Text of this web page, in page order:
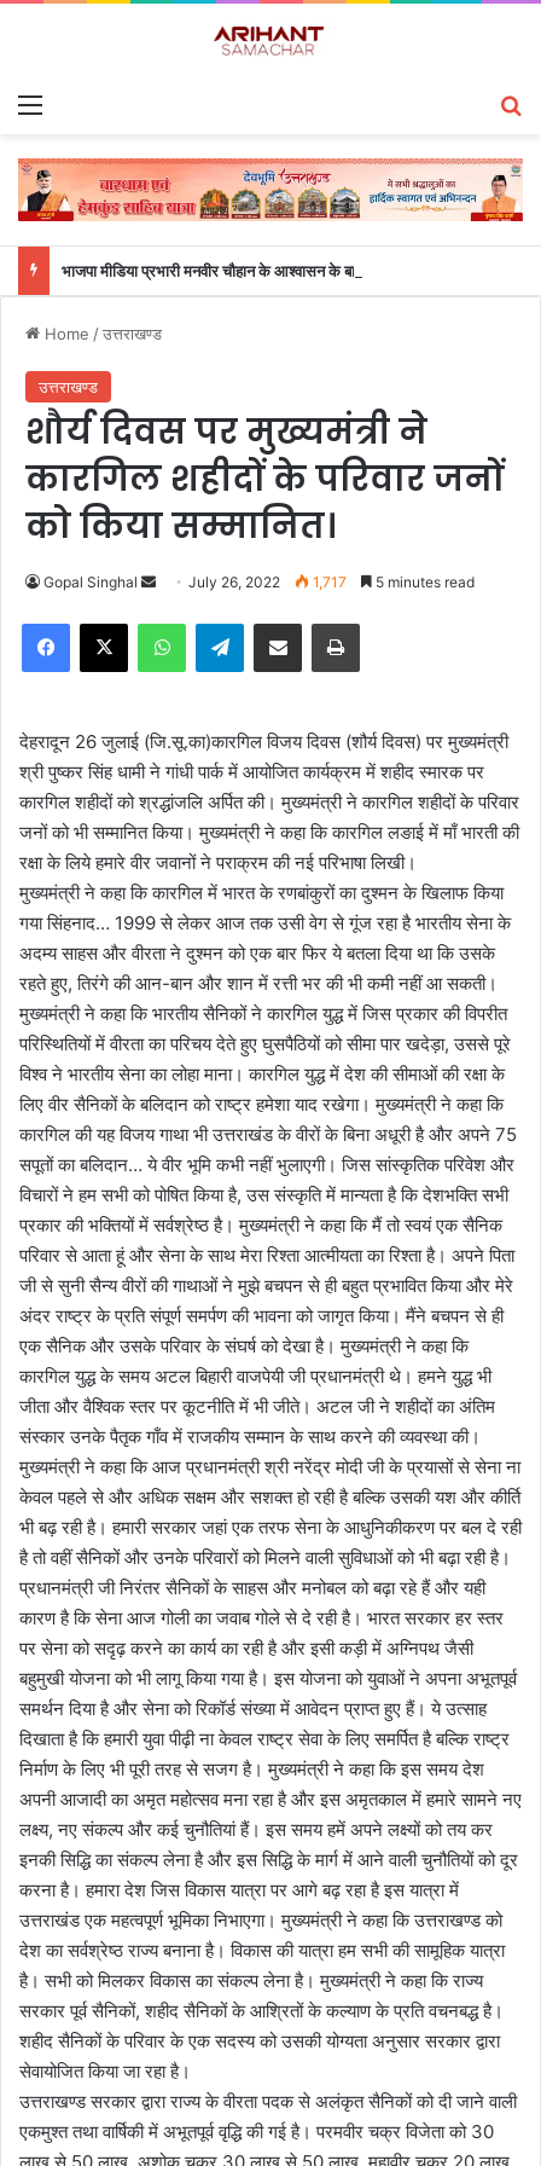
Home /उत्तराखण्ड
उत्तराखण्ड
शौर्य दिवस पर मुख्यमंत्री ने
कारगिल शहीदों के परिवार जनों
को किया सम्मानित।
Gopal Singhal
n
d
a
i
l
July 26, 2022 1,717 5 minutes read
Telegram
देहरादून 26 जुलाई (जि.सू.का)कारगिल विजय दिवस (शौर्य दिवस) पर मुख्यमंत्री
श्री पुष्कर सिंह धामी ने गांधी पार्क में आयोजित कार्यक्रम में शहीद स्मारक पर
कारगिल शहीदों को श्रद्धांजलि अर्पित की। मुख्यमंत्री ने कारगिल शहीदों के परिवार
जनों को भी सम्मानित किया। मुख्यमंत्री ने कहा कि कारगिल लङाई में माँ भारती की
रक्षा के लिये हमारे वीर जवानों ने पराक्रम की नई परिभाषा लिखी।
मुख्यमंत्री ने कहा कि कारगिल में भारत के रणबांकुरों का दुश्मन के खिलाफ किया
गया सिंहनाद… 1999 से लेकर आज तक उसी वेग से गूंज रहा है भारतीय सेना के
अदम्य साहस और वीरता ने दुश्मन को एक बार फिर ये बतला दिया था कि उसके
रहते हुए, तिरंगे की आन-बान और शान में रत्ती भर की भी कमी नहीं आ सकती।
मुख्यमंत्री ने कहा कि भारतीय सैनिकों ने कारगिल युद्ध में जिस प्रकार की विपरीत
परिस्थितियों में वीरता का परिचय देते हुए घुसपैठियों को सीमा पार खदेड़ा, उससे पूरे
विश्व ने भारतीय सेना का लोहा माना। कारगिल युद्ध में देश की सीमाओं की रक्षा के
लिए वीर सैनिकों के बलिदान को राष्ट्र हमेशा याद रखेगा। मुख्यमंत्री ने कहा कि
कारगिल की यह विजय गाथा भी उत्तराखंड के वीरों के बिना अधूरी है और अपने 75
सपूतों का बलिदान… ये वीर भूमि कभी नहीं भुलाएगी। जिस सांस्कृतिक परिवेश और
विचारों ने हम सभी को पोषित किया है, उस संस्कृति में मान्यता है कि देशभक्ति सभी
प्रकार की भक्तियों में सर्वश्रेष्ठ है। मुख्यमंत्री ने कहा कि मैं तो स्वयं एक सैनिक
परिवार से आता हूं और सेना के साथ मेरा रिश्ता आत्मीयता का रिश्ता है। अपने पिता
जी से सुनी सैन्य वीरों की गाथाओं ने मुझे बचपन से ही बहुत प्रभावित किया और मेरे
अंदर राष्ट्र के प्रति संपूर्ण समर्पण की भावना को जागृत किया। मैंने बचपन से ही
एक सैनिक और उसके परिवार के संघर्ष को देखा है। मुख्यमंत्री ने कहा कि
कारगिल युद्ध के समय अटल बिहारी वाजपेयी जी प्रधानमंत्री थे। हमने युद्ध भी
जीता और वैश्विक स्तर पर कूटनीति में भी जीते। अटल जी ने शहीदों का अंतिम
संस्कार उनके पैतृक गाँव में राजकीय सम्मान के साथ करने की व्यवस्था की।
मुख्यमंत्री ने कहा कि आज प्रधानमंत्री श्री नरेंद्र मोदी जी के प्रयासों से सेना ना
केवल पहले से और अधिक सक्षम और सशक्त हो रही है बल्कि उसकी यश और कीर्ति
भी बढ़ रही है। हमारी सरकार जहां एक तरफ सेना के आधुनिकीकरण पर बल दे रही
है तो वहीं सैनिकों और उनके परिवारों को मिलने वाली सुविधाओं को भी बढ़ा रही है।
प्रधानमंत्री जी निरंतर सैनिकों के साहस और मनोबल को बढ़ा रहे हैं और यही
कारण है कि सेना आज गोली का जवाब गोले से दे रही है। भारत सरकार हर स्तर
पर सेना को सदृढ़ करने का कार्य का रही है और इसी कड़ी में अग्निपथ जैसी
बहुमुखी योजना को भी लागू किया गया है। इस योजना को युवाओं ने अपना अभूतपूर्व
समर्थन दिया है और सेना को रिकॉर्ड संख्या में आवेदन प्राप्त हुए हैं। ये उत्साह
दिखाता है कि हमारी युवा पीढ़ी ना केवल राष्ट्र सेवा के लिए समर्पित है बल्कि राष्ट्र
निर्माण के लिए भी पूरी तरह से सजग है। मुख्यमंत्री ने कहा कि इस समय देश
अपनी आजादी का अमृत महोत्सव मना रहा है और इस अमृतकाल में हमारे सामने नए
लक्ष्य, नए संकल्प और कई चुनौतियां हैं। इस समय हमें अपने लक्ष्यों को तय कर
इनकी सिद्धि का संकल्प लेना है और इस सिद्धि के मार्ग में आने वाली चुनौतियों को दूर
करना है। हमारा देश जिस विकास यात्रा पर आगे बढ़ रहा है इस यात्रा में
उत्तराखंड एक महत्वपूर्ण भूमिका निभाएगा। मुख्यमंत्री ने कहा कि उत्तराखण्ड को
देश का सर्वश्रेष्ठ राज्य बनाना है। विकास की यात्रा हम सभी की सामूहिक यात्रा
है। सभी को मिलकर विकास का संकल्प लेना है। मुख्यमंत्री ने कहा कि राज्य
सरकार पूर्व सैनिकों, शहीद सैनिकों के आश्रितों के कल्याण के प्रति वचनबद्ध है।
शहीद सैनिकों के परिवार के एक सदस्य को उसकी योग्यता अनुसार सरकार द्वारा
सेवायोजित किया जा रहा है।
उत्तराखण्ड सरकार द्वारा राज्य के वीरता पदक से अलंकृत सैनिकों को दी जाने वाली
एकमुश्त तथा वार्षिकी में अभूतपूर्व वृद्धि की गई है। परमवीर चक्र विजेता को 30